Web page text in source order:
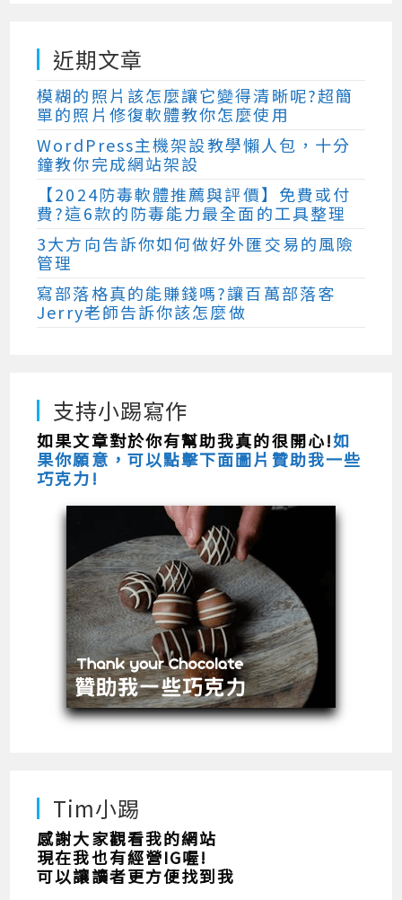
近期文章
模糊的照片該怎麼讓它變得清晰呢?超簡
單的照片修復軟體教你怎麼使用
WordPress主機架設教學懶人包，十分
鐘教你完成網站架設
【2024防毒軟體推薦與評價】免費或付
費?這6款的防毒能力最全面的工具整理
3大方向告訴你如何做好外匯交易的風險
管理
寫部落格真的能賺錢嗎?讓百萬部落客
Jerry老師告訴你該怎麼做
支持小踢寫作
如果文章對於你有幫助我真的很開心!如
果你願意，可以點擊下面圖片贊助我一些
巧克力!
Tim小踢
感謝大家觀看我的網站
現在我也有經營IG喔!
可以讓讀者更方便找到我